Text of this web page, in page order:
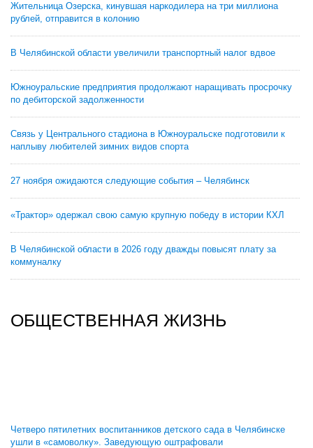
Жительница Озерска, кинувшая наркодилера на три миллиона
рублей, отправится в колонию
В Челябинской области увеличили транспортный налог вдвое
Южноуральские предприятия продолжают наращивать просрочку
по дебиторской задолженности
Связь у Центрального стадиона в Южноуральске подготовили к
наплыву любителей зимних видов спорта
27 ноября ожидаются следующие события – Челябинск
«Трактор» одержал свою самую крупную победу в истории КХЛ
В Челябинской области в 2026 году дважды повысят плату за
коммуналку
ОБЩЕСТВЕННАЯ ЖИЗНЬ
Четверо пятилетних воспитанников детского сада в Челябинске
ушли в «самоволку». Заведующую оштрафовали